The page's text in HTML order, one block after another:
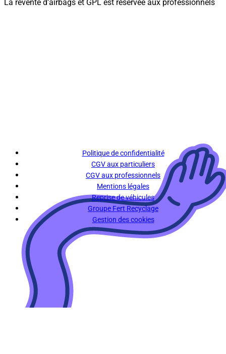
Politique de confidentialité
CGV aux particuliers
CGV aux professionnels
Mentions légales
Reprise de véhicules
Groupe Fert Recyclage
Gestion des cookies